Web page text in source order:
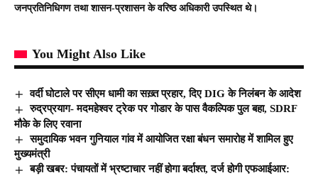
जनप्रतिनिधिगण तथा शासन-प्रशासन के वरिष्ठ अधिकारी उपस्थित थे।
You Might Also Like
वर्दी घोटाले पर सीएम धामी का सख़्त प्रहार, दिए DIG के निलंबन के आदेश
रुद्रप्रयाग- मदमहेश्वर ट्रेक पर गोडार के पास वैकल्पिक पुल बहा, SDRF
मौके के लिए रवाना
समुदायिक भवन गुनियाल गांव में आयोजित रक्षा बंधन समारोह में शामिल हुए
मुख्यमंत्री
बड़ी खबर: पंचायतों में भ्रष्टाचार नहीं होगा बर्दाश्त, दर्ज होगी एफआईआर: